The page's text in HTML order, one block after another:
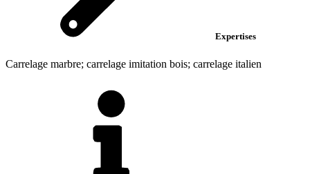
Expertises
Carrelage marbre; carrelage imitation bois; carrelage italien